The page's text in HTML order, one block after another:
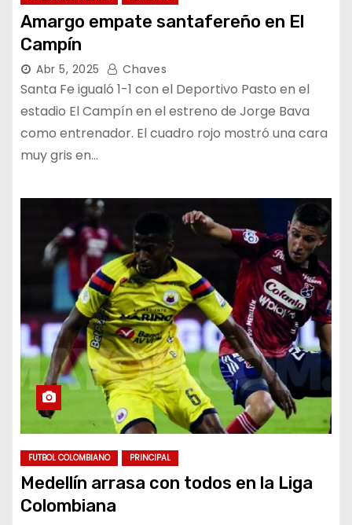
Amargo empate santafereño en El
Campín
Abr 5, 2025 Chaves
Santa Fe igualó 1-1 con el Deportivo Pasto en el
estadio El Campín en el estreno de Jorge Bava
como entrenador. El cuadro rojo mostró una cara
muy gris en…
FUTBOL COLOMBIANO PRINCIPAL
Medellín arrasa con todos en la Liga
Colombiana